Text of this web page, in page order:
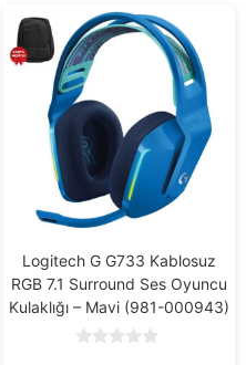
Logitech G G733 Kablosuz
RGB 7.1 Surround Ses Oyuncu
Kulaklığı – Mavi (981-000943)